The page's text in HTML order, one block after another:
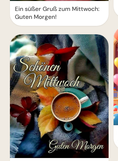
Ein süßer Gruß zum Mittwoch:
Guten Morgen!